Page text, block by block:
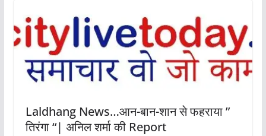
Laldhang News…आन-बान-शान से फहराया ”
तिरंगा “| अनिल शर्मा की Report